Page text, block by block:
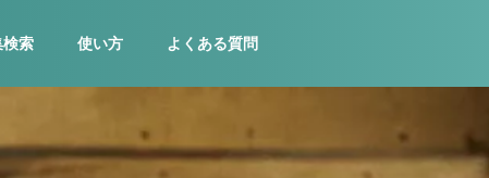
検索 使い方 よくある質問